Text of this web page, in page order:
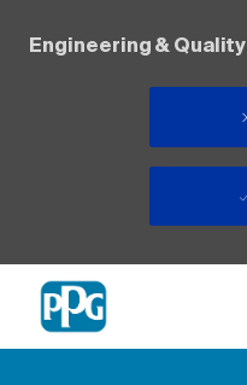
Engineering & Quality